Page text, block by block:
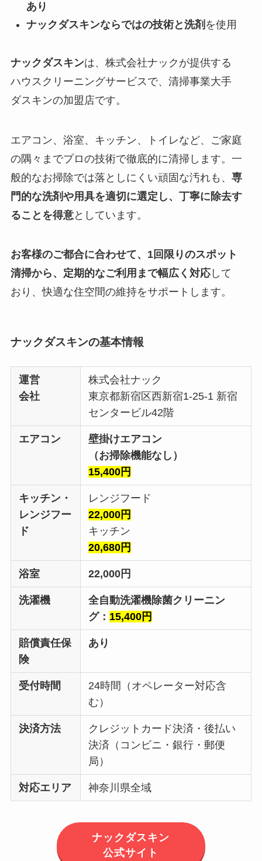
あり
ナックダスキンならではの技術と洗剤 を使用
ナックダスキンは、株式会社ナックが提供する
ハウスクリーニングサービスで、清掃事業大手
ダスキンの加盟店です。
エアコン、浴室、キッチン、トイレなど、ご家庭
の隅々までプロの技術で徹底的に清掃します。一
般的なお掃除では落としにくい頑固な汚れも、 専
門的な洗剤や用具を適切に選定し、丁寧に除去す
ることを得意としています。
お客様のご都合に合わせて、1回限りのスポット
清掃から、定期的なご利用まで幅広く対応して
おり、快適な住空間の維持をサポートします。
ナックダスキンの基本情報
運営
会社
株式会社ナック
東京都新宿区西新宿1-25-1 新宿
センタービル42階
エアコン
壁掛けエアコン
（お掃除機能なし）
15,400円
キッチン・
レンジフー
ド
レンジフード
22,000円
キッチン
20,680円
浴室 22,000円
洗濯機
全自動洗濯機除菌クリーニン
グ： 15,400円
賠償責任保
険
あり
受付時間
24時間（オペレーター対応含
む）
決済方法
クレジットカード決済・後払い
決済（コンビニ・銀行・郵便
局）
対応エリア 神奈川県全域
ナックダスキン
公式サイト